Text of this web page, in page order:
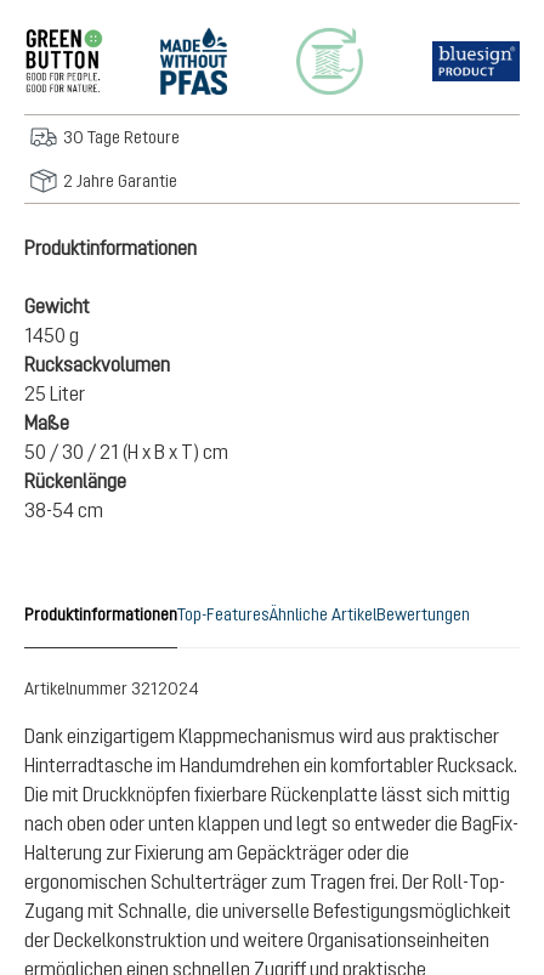
30 Tage Retoure
2 Jahre Garantie
Produktinformationen
Gewicht
1450 g
Rucksackvolumen
25 Liter
Maße
50 / 30 / 21 (H x B x T) cm
Rückenlänge
38-54 cm
ProduktinformationenTop-FeaturesÄhnliche ArtikelBewertungen
Artikelnummer 3212024
Dank einzigartigem Klappmechanismus wird aus praktischer
Hinterradtasche im Handumdrehen ein komfortabler Rucksack.
Die mit Druckknöpfen fixierbare Rückenplatte lässt sich mittig
nach oben oder unten klappen und legt so entweder die BagFix-
Halterung zur Fixierung am Gepäckträger oder die
ergonomischen Schulterträger zum Tragen frei. Der Roll-Top-
Zugang mit Schnalle, die universelle Befestigungsmöglichkeit
der Deckelkonstruktion und weitere Organisationseinheiten
ermöglichen einen schnellen Zugriff und praktische